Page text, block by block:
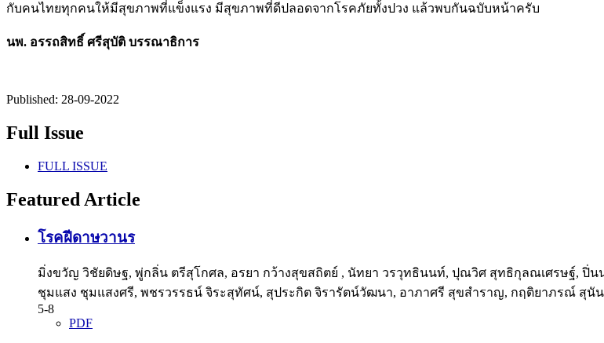
กับคนไทยทุกคนให้มีสุขภาพที่แข็งแรง มีสุขภาพที่ดีปลอดจากโรคภัยทั้งปวง แล้วพบกันฉบับหน้าครับ
นพ. อรรถสิทธิ์ ศรีสุบัติ บรรณาธิการ
Published: 28-09-2022
Full Issue
FULL ISSUE
Featured Article
โรคฝีดาษวานร
มิ่งขวัญ วิชัยดิษฐ, พู่กลิ่น ตรีสุโกศล, อรยา กว้างสุขสถิตย์ , นัทยา วรวุทธินนท์, ปุณวิศ สุทธิกุลณเศรษฐ์, ปิ่
ชุมแสง ชุมแสงศรี, พชรวรรธน์ จิระสุทัศน์, สุประกิต จิรารัตน์วัฒนา, อาภาศรี สุขสำราญ, กฤติยาภรณ์ สุนั
5-8
PDF